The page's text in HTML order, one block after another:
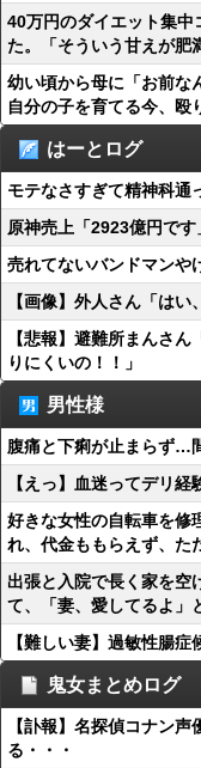
40万円のダイエット集中
た。「そういう甘えが肥
幼い頃から母に「お前な
自分の子を育てる今、殴
はーとログ
モテなさすぎて精神科通
原神売上「2923億円です
売れてないバンドマンや
【画像】外人さん「は
【悲報】避難所まんさ
りにくいの！！」
男性様
腹痛と下痢が止まらず…
【えっ】血迷ってデリ
好きな女性の自転車を修
れ、代金ももらえず、た
出張と入院で長く家を空
て、「妻、愛してるよ」
【難しい妻】過敏性腸症
鬼女まとめログ
【訃報】名探偵コナン
る・・・